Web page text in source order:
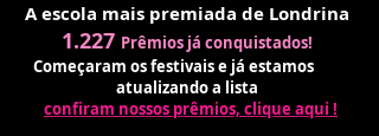
A escola mais premiada de Londrina
1.227 Prêmios já conquistados!
Começaram os festivais e já estamos
atualizando a lista
confiram nossos prêmios, clique aqui !